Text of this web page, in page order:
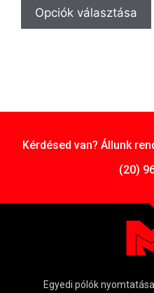
Opciók választása
Kérdésed van? Állunk
(20)
Egyedi pólók